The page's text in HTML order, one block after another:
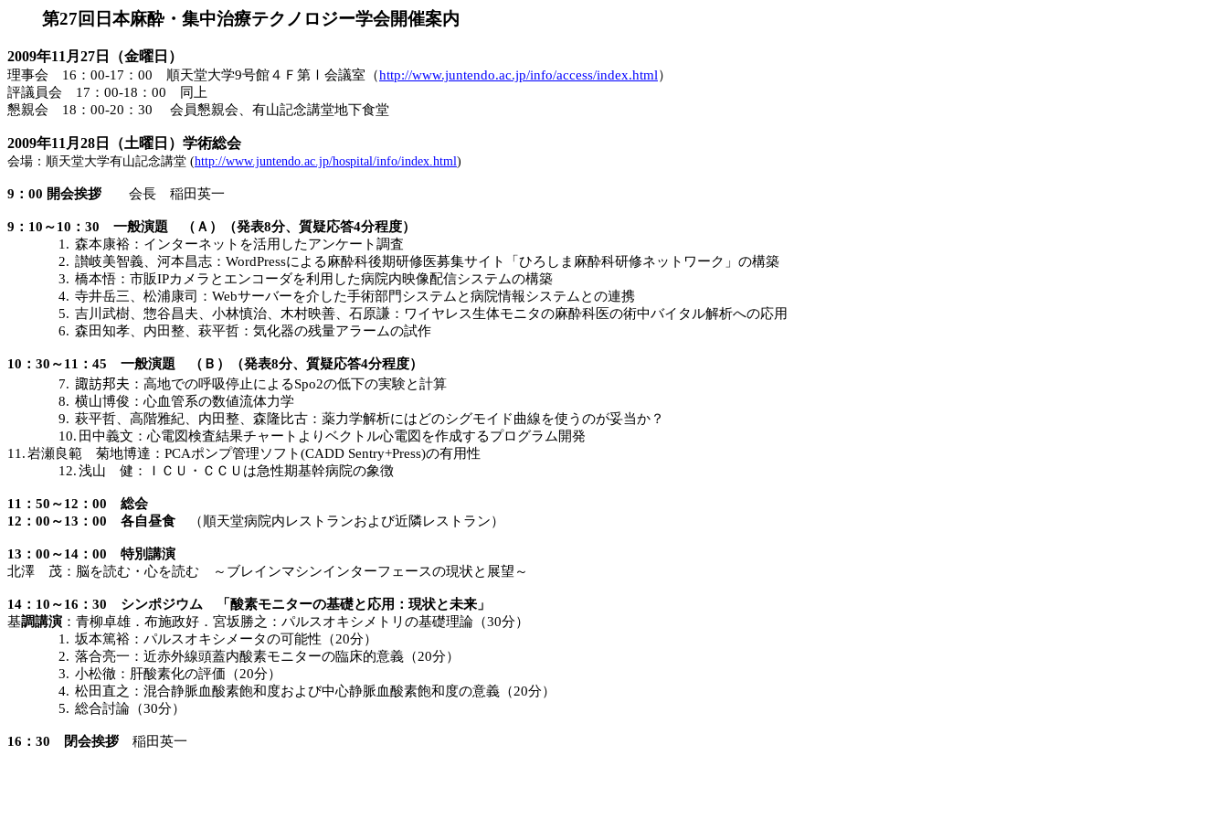
第27回日本麻酔・集中治療テクノロジー学会開催案内
2009年11 月 27 日（金曜日）
理事会 16 ： 00-17 ： 00 順天堂大学9号館４Ｆ第Ⅰ会議室（http://www.juntendo.ac.jp/info/access/index.html）
評議員会 17 ： 00-18 ： 00 同上
懇親会 18 ： 00-20 ： 30 会員懇親会、有山記念講堂地下食堂
2009年11 月 28 日（土曜日）学術総会
会場：順天堂大学有山記念講堂 (http://www.juntendo.ac.jp/hospital/info/index.html)
9 ： 00 開会挨拶 会長 稲田英一
9 ： 10 ～10 ： 30 一般演題 （Ａ）（発表8分、質疑応答4分程度）
1. 森本康裕：インターネットを活用したアンケート調査
2. 讃岐美智義、河本昌志： WordPressによる麻酔科後期研修医募集サイト「ひろしま麻酔科研修ネットワーク」の構築
3. 橋本悟：市販IPカメラとエンコーダを利用した病院内映像配信システムの構築
4. 寺井岳三、松浦康司： Webサーバーを介した手術部門システムと病院情報システムとの連携
5. 吉川武樹、惣谷昌夫、小林慎治、木村映善、石原謙：ワイヤレス生体モニタの麻酔科医の術中バイタル解析への応用
6. 森田知孝、内田整、萩平哲：気化器の残量アラームの試作
10 ： 30 ～11 ： 45 一般演題 （Ｂ）（発表8分、質疑応答4分程度）
7. 諏訪邦夫 ：高地での呼吸停止によるSpo2の低下の実験と計算
8. 横山博俊：心血管系の数値流体力学
9. 萩平哲、高階雅紀、内田整、森隆比古：薬力学解析にはどのシグモイド曲線を使うのが妥当か？
10. 田中義文：心電図検査結果チャートよりベクトル心電図を作成するプログラム開発
11.岩瀬良範 菊地博達： PCAポンプ管理ソフト(CADD Sentry+Press)の有用性
12.浅山 健：ＩＣＵ・ＣＣＵは急性期基幹病院の象徴
11 ： 50 ～12 ： 00 総会
12 ： 00 ～13 ： 00 各自昼食 （順天堂病院内レストランおよび近隣レストラン）
13 ： 00 ～14 ： 00 特別講演
北澤 茂： 脳を読む・心を読む ～ブレインマシンインターフェースの現状と展望～
14 ： 10 ～16 ： 30 シンポジウム 「酸素モニターの基礎と応用：現状と未来」
基調講演 ：青柳卓雄．布施政好．宮坂勝之：パルスオキシメトリの基礎理論（30分）
1. 坂本篤裕：パルスオキシメータの可能性（20分）
2. 落合亮一：近赤外線頭蓋内酸素モニターの臨床的意義（20分）
3. 小松徹：肝酸素化の評価（20分）
4. 松田直之：混合静脈血酸素飽和度および中心静脈血酸素飽和度の意義 （20分）
5. 総合討論（30分）
16 ： 30 閉会挨拶 稲田英一